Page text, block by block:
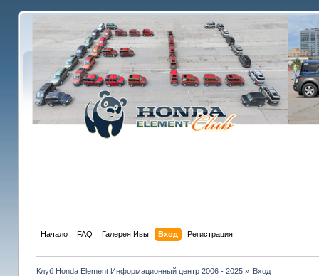
Начало FAQ Галерея Ивы Вход Регистрация
Клуб Honda Element Информационный центр 2006 - 2025» Вход